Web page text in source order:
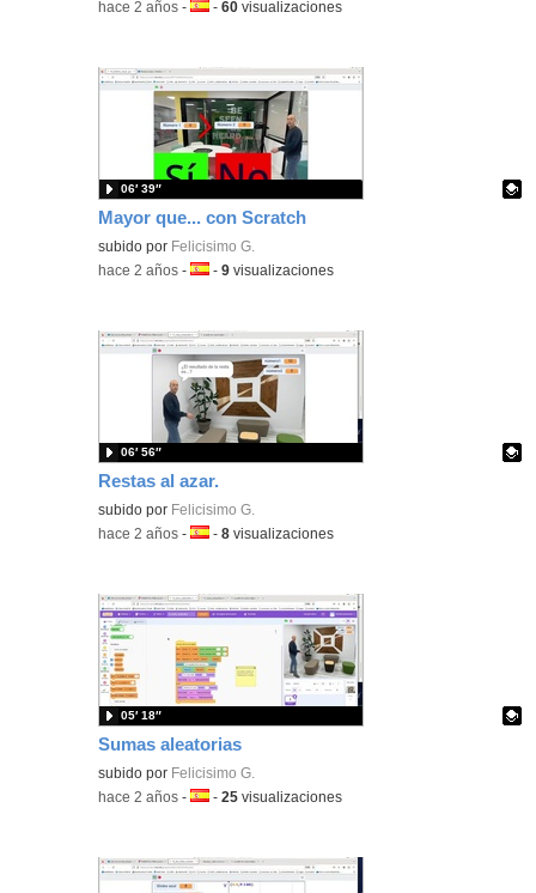
-hace 2 años -Idioma:
-60 visualizaciones
Mayor que... con Scratch
Contenido educativo.
subido por Felicisimo G.
06′ 39″
-hace 2 años -Idioma:
-9 visualizaciones
Restas al azar.
Contenido educativo.
subido por Felicisimo G.
06′ 56″
-hace 2 años -Idioma:
-8 visualizaciones
Sumas aleatorias
Contenido educativo.
subido por Felicisimo G.
05′ 18″
-hace 2 años -Idioma:
-25 visualizaciones